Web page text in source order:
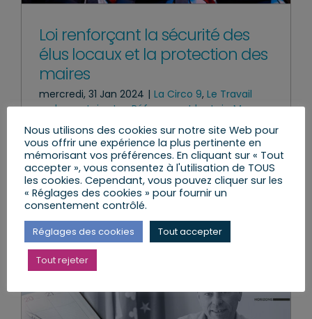
Loi renforçant la sécurité des
élus locaux et la protection des
maires
mercredi, 31 Jan 2024 | La Circo 9, Le Travail
parlementaire,Les Réformes et les Lois,Mes
Actions
Newsletter 03-2024
Lire l’article
Nous utilisons des cookies sur notre site Web pour
vous offrir une expérience la plus pertinente en
mémorisant vos préférences. En cliquant sur « Tout
accepter », vous consentez à l'utilisation de TOUS
les cookies. Cependant, vous pouvez cliquer sur les
« Réglages des cookies » pour fournir un
consentement contrôlé.
Réglages des cookies Tout accepter
Tout rejeter